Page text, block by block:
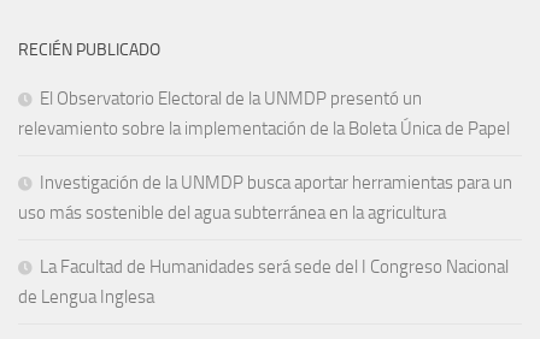
RECIÉN PUBLICADO
El Observatorio Electoral de la UNMDP presentó un
relevamiento sobre la implementación de la Boleta Única de Papel
Investigación de la UNMDP busca aportar herramientas para un
uso más sostenible del agua subterránea en la agricultura
La Facultad de Humanidades será sede del I Congreso Nacional
de Lengua Inglesa